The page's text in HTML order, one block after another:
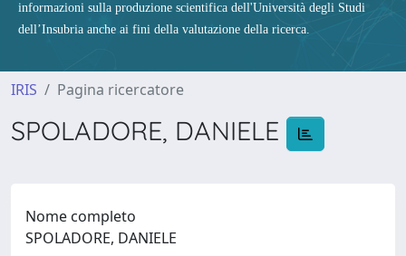
informazioni sulla produzione scientifica dell'Università degli Studi
dell’Insubria anche ai fini della valutazione della ricerca.
IRIS Pagina ricercatore
SPOLADORE, DANIELE
Nome completo
SPOLADORE, DANIELE